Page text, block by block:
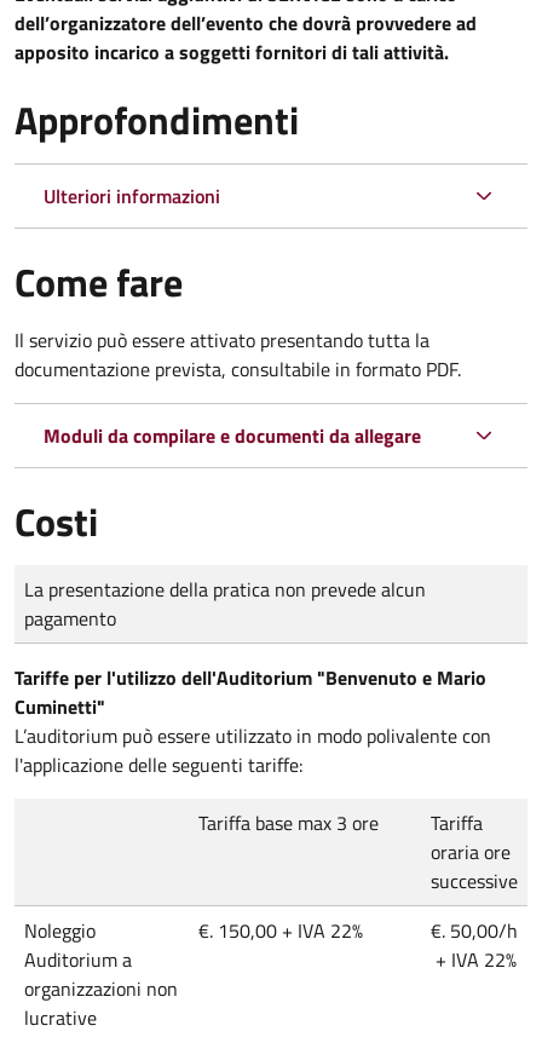
dell’organizzatore dell’evento che dovrà provvedere ad
apposito incarico a soggetti fornitori di tali attività.
Approfondimenti
Ulteriori informazioni
Come fare
Il servizio può essere attivato presentando tutta la
documentazione prevista, consultabile in formato PDF.
Moduli da compilare e documenti da allegare
Costi
Tipo di pagamento
Importo
La presentazione della pratica non prevede alcun
pagamento
Tariffe per l'utilizzo dell'Auditorium "Benvenuto e Mario
Cuminetti"
L’auditorium può essere utilizzato in modo polivalente con
l'applicazione delle seguenti tariffe:
Tariffa base max 3 ore
Tariffa
oraria ore
successive
Noleggio
Auditorium a
organizzazioni non
lucrative
€. 150,00 + IVA 22%
€. 50,00/h
+ IVA 22%